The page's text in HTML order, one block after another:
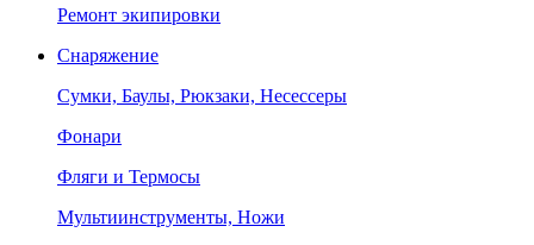
Ремонт экипировки
Снаряжение
Сумки, Баулы, Рюкзаки, Несессеры
Фонари
Фляги и Термосы
Мультиинструменты, Ножи